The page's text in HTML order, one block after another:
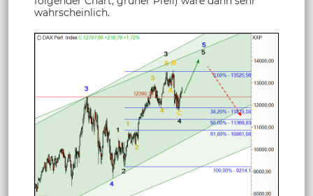
wahrscheinlich.